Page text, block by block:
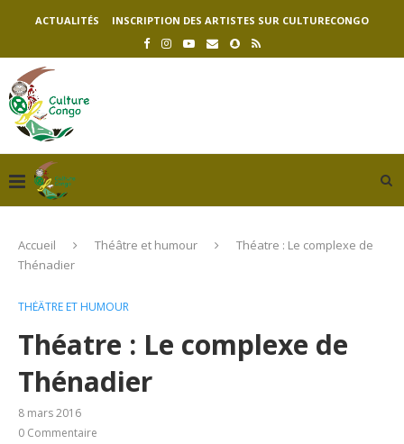
ACTUALITÉS INSCRIPTION DES ARTISTES SUR CULTURECONGO
Accueil Théâtre et humour
Théatre : Le complexe de
Thénadier
THÉÂTRE ET HUMOUR
Théatre : Le complexe de
Thénadier
8 mars 2016
0 Commentaire